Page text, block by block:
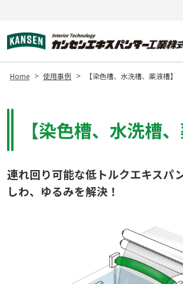
Home > 使用事例 > 【染色槽、水洗槽、薬液槽】
【染色槽、水洗槽、
連れ回り可能な低トルクエキスパ
しわ、ゆるみを解決！
Site
Footer